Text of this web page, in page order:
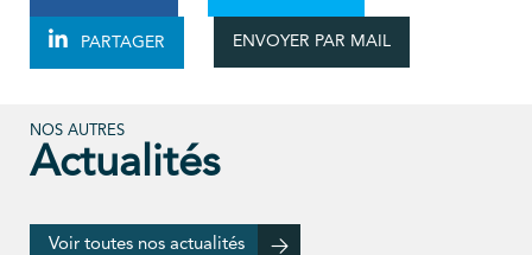
PARTAGER ENVOYER PAR MAIL
NOS AUTRES
Actualités
Voir toutes nos actualités